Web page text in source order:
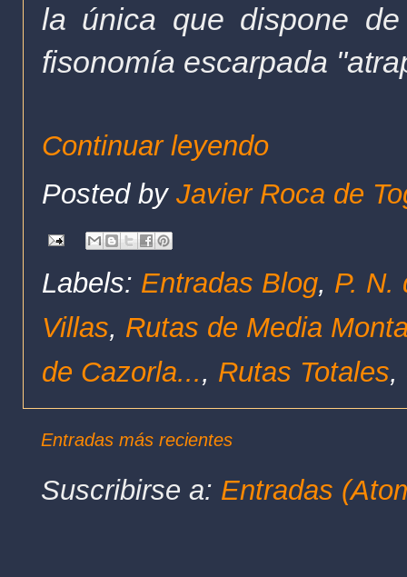
la única que dispone
fisonomía escarpada
Continuar leyendo
Posted by Javier Roca de
Labels: Entradas Blog, P. N.
Villas, Rutas de Media
de Cazorla..., Rutas Totales,
Entradas más recientes
Suscribirse a: Entradas